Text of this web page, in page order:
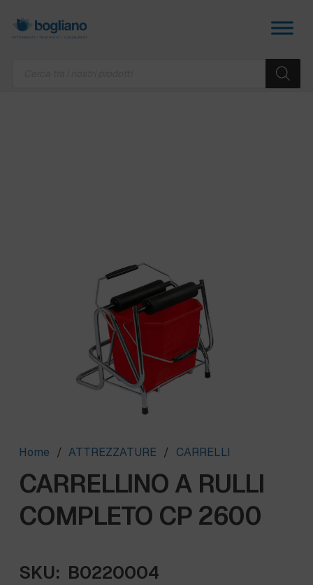
Home / ATTREZZATURE / CARRELLI
CARRELLINO A RULLI
COMPLETO CP 2600
SKU: B0220004